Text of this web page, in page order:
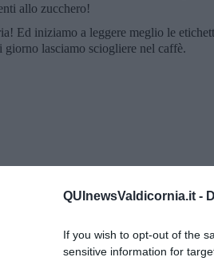
QUInewsValdicornia.it -
If you wish to opt-out of the
sensitive information for
allo zucchero!
Ed iniziamo a leggere meglio le
giorno lasciamo sciogliere nel caffè.